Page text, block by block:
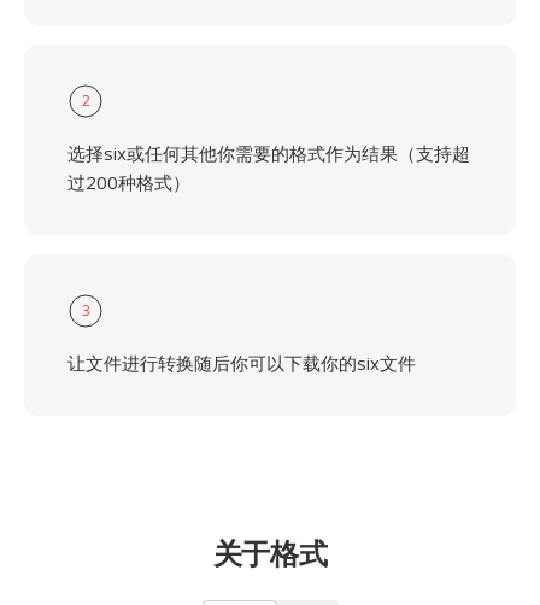
2
选择six或任何其他你需要的格式作为结果（支持超
过200种格式）
3
让文件进行转换随后你可以下载你的six文件
关于格式